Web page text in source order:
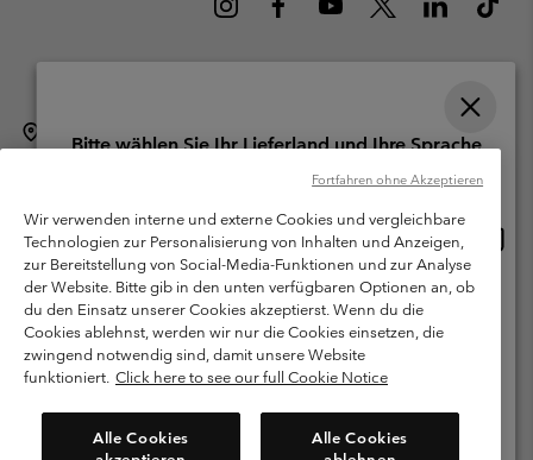
Columbia Sportswear Company. Avenue des Morgines, 12 1213
Petit-Lancy Switzerland. Alle Rechte vorbehalten.
Nutzungsbedingungen
Allgemeine Verkaufsbedingungen
Garantie
Datenschutzerklärung
Bestimmungen und Bedingungen des Mitglieder Programms
Nutzungsbedingungen Für Nutzergenerierte Inhalte
Impressum
Cookies
Kundenservice: Mo- Fr. 9:00 - 13:00 & 14:00- 18:00 Uhr
(+)41315282015
Wir verwenden interne und externe Cookies und vergleichbare
Technologien zur Personalisierung von Inhalten und Anzeigen,
zur Bereitstellung von Social-Media-Funktionen und zur Analyse
der Website. Bitte gib in den unten verfügbaren Optionen an, ob
du den Einsatz unserer Cookies akzeptierst. Wenn du die
Cookies ablehnst, werden wir nur die Cookies einsetzen, die
zwingend notwendig sind, damit unsere Website
funktioniert. Click here to see our full Cookie Notice
Alle Cookies
Alle Cookies
Fortfahren ohne Akzeptieren
Bitte wählen Sie Ihr Lieferland und Ihre Sprache
Online-Einkauf verfügbar
United States
Switzerland-English
Switzerland-Deutsch